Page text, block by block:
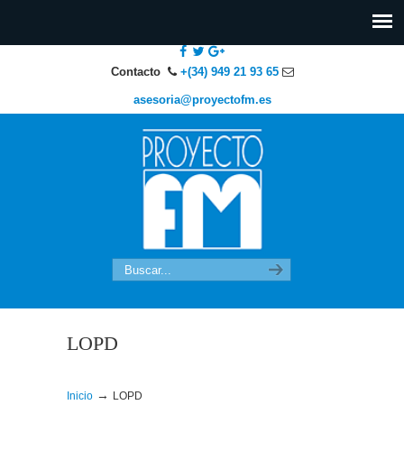
Contacto +(34) 949 21 93 65
asesoria@proyectofm.es
LOPD
Inicio → LOPD